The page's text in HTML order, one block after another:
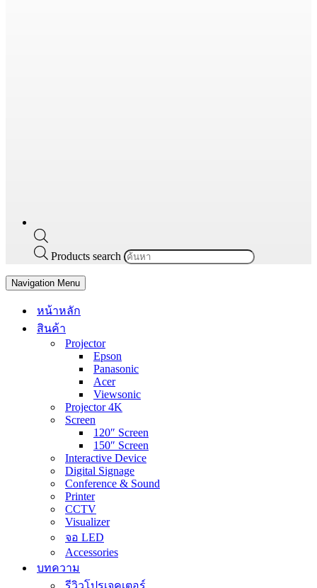
Products search
Navigation Menu
หน้าหลัก
สินค้า
Projector
Epson
Panasonic
Acer
Viewsonic
Projector 4K
Screen
120″ Screen
150″ Screen
Interactive Device
Digital Signage
Conference & Sound
Printer
CCTV
Visualizer
จอ LED
Accessories
บทความ
รีวิวโปรเจคเตอร์